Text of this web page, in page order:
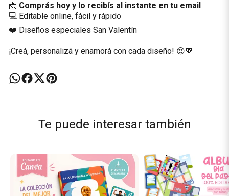
📩 Comprás hoy y lo recibís al instante en tu email
💻 Editable online, fácil y rápido
❤️ Diseños especiales San Valentín
¡Creá, personalizá y enamorá con cada diseño! 😍💖
Te puede interesar también